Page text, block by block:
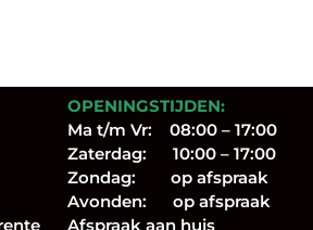
OPENINGSTIJDEN:
Ma t/m Vr: 08:00 – 17:00
Zaterdag: 10:00 – 17:00
Zondag: op afspraak
Avonden: op afspraak
Afspraak aan huis